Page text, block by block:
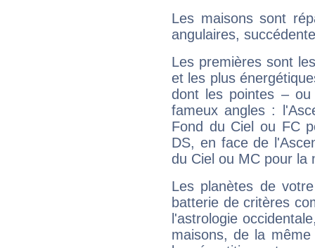
Les maisons sont
angulaires,
Les premières sont
et les plus
dont les pointes –
fameux angles :
Fond du Ciel ou FC
DS, en face de
du Ciel ou MC pour la
Les planètes de
batterie de critères
l'astrologie
maisons, de la